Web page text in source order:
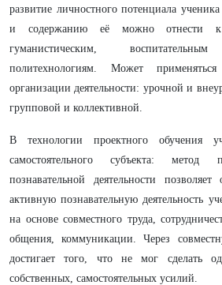
развитие личностного потенциала
и содержанию её можно отнести к
гуманистическим,
политехнологиям. Может
организации деятельности: урочной и
групповой и коллективной.
В технологии проектного обучения
самостоятельного субъекта: метод
познавательной деятельности
активную познавательную деятельность
на основе совместного труда,
общения, коммуникации. Через
достигает того, что не мог сделать
собственных, самостоятельных усилий.